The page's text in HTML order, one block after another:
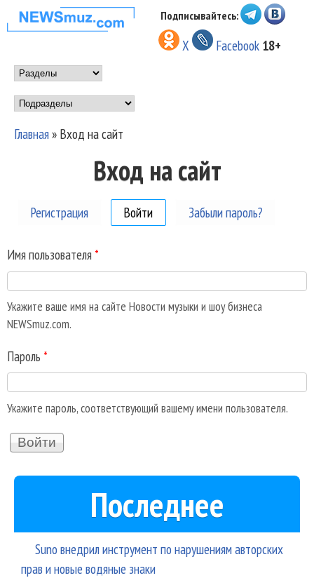
Перейти к основному
содержанию
НОВОСТИ
МУЗЫКИ И
ШОУ БИЗНЕСА
NEWSMUZ.COM
Подписывайтесь:
X Facebook 18+
Main menu
Подразделы
Вы здесь
Главная» Вход на сайт
Вход на сайт
Регистрация Войти (активная вкладка)
Забыли пароль?
Имя пользователя *
Укажите ваше имя на сайте Новости музыки и шоу бизнеса
NEWSmuz.com.
Пароль *
Укажите пароль, соответствующий вашему имени пользователя.
Последнее
Suno внедрил инструмент по нарушениям авторских
прав и новые водяные знаки